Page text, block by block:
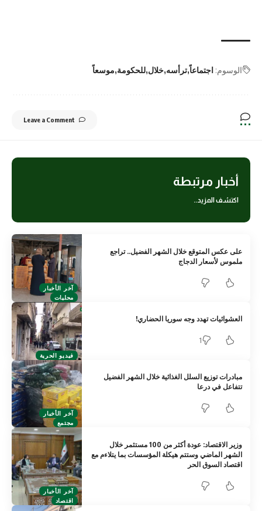
الوسوم: اجتماعاً ترأسه خلال للحكومة موسعاً
Leave a Comment
أخبار مرتبطة
اكتشف المزيد..
آخر الأخبار
محليات
على عكس المتوقع خلال الشهر الفضيل.. تراجع
ملموس لأسعار الدجاج
فيديو الحرية
العشوائيات تهدد وجه سوريا الحضاري!
1
آخر الأخبار
مجتمع
مبادرات توزيع السلل الغذائية خلال الشهر الفضيل
تتفاعل في درعا
آخر الأخبار
اقتصاد
وزير الاقتصاد: عودة أكثر من 100 مستثمر خلال
الشهر الماضي وستتم هيكلة المؤسسات بما يتلاءم مع
اقتصاد السوق الحر ‏